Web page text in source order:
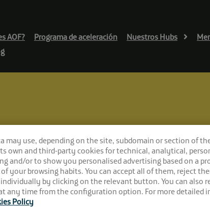
AOF? Programa de aceleración Nuestros Hubs
circular
may use, depending on the site, subdomain or section of
own and third-party cookies for technical, analytical,
and/or to show you personalised advertising based on a
your browsing habits. You can accept all of them, reject
by clicking on the relevant button. You can also
any time from the configuration option. For more detailed
Policy